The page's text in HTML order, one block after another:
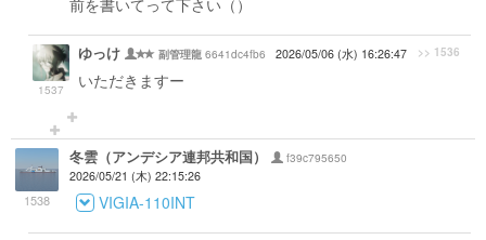
前を書いてって下さい（）
1537
ゆっけ 副管理龍 6641dc4fb6 2026/05/06 (水) 16:26:47 >> 1536
いただきますー
1538
冬雲（アンデシア連邦共和国）
f39c795650
2026/05/21 (木) 22:15:26
VIGIA-110INT